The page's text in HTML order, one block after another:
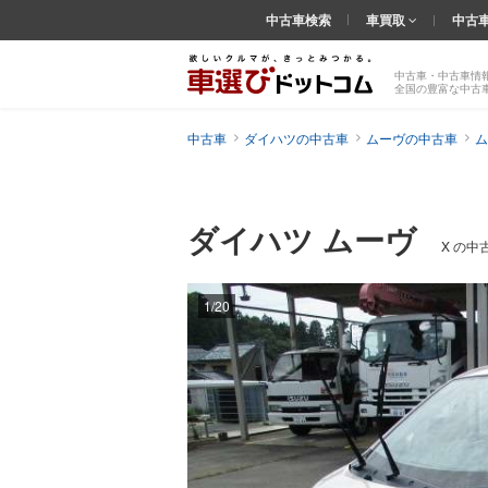
中古車・中古車情
全国の豊富な中古
中古車検索 車買取 中古
中古車 ダイハツの中古車 ムーヴの中古車
ダイハツ ムーヴ X の中
1/20
前の
画像